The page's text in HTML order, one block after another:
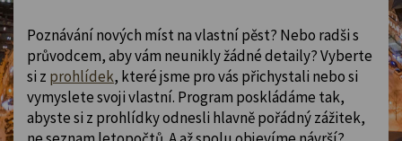
Poznávání nových míst na vlastní pěst? Nebo radši s
průvodcem, aby vám neunikly žádné detaily? Vyberte
si z prohlídek, které jsme pro vás přichystali nebo si
vymyslete svoji vlastní. Program poskládáme tak,
abyste si z prohlídky odnesli hlavně pořádný zážitek,